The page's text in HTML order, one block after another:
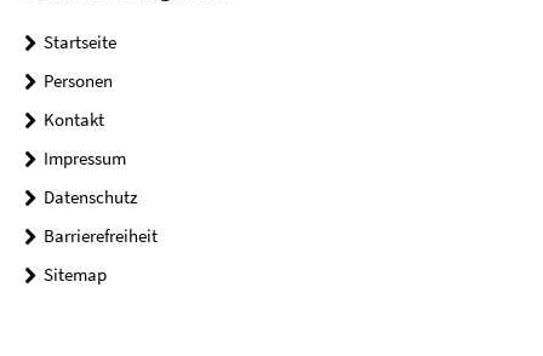
Startseite
Personen
Kontakt
Impressum
Datenschutz
Barrierefreiheit
Sitemap